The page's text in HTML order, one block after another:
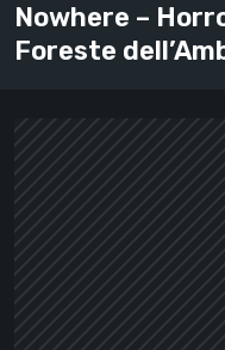
Nowhere –
Foreste